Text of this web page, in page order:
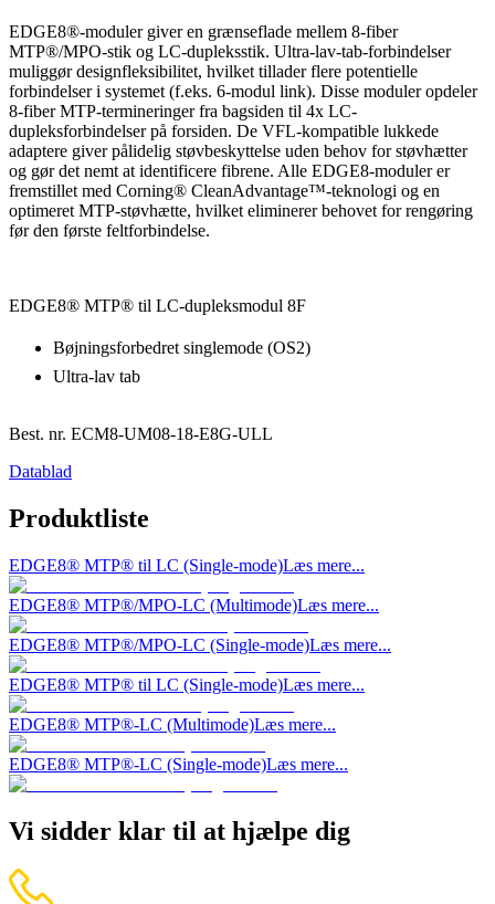
EDGE8®-moduler giver en grænseflade mellem 8-fiber
MTP®/MPO-stik og LC-dupleksstik. Ultra-lav-tab-forbindelser
muliggør designfleksibilitet, hvilket tillader flere potentielle
forbindelser i systemet (f.eks. 6-modul link). Disse moduler opdeler
8-fiber MTP-termineringer fra bagsiden til 4x LC-
dupleksforbindelser på forsiden. De VFL-kompatible lukkede
adaptere giver pålidelig støvbeskyttelse uden behov for støvhætter
og gør det nemt at identificere fibrene. Alle EDGE8-moduler er
fremstillet med Corning® CleanAdvantage™-teknologi og en
optimeret MTP-støvhætte, hvilket eliminerer behovet for rengøring
før den første feltforbindelse.
EDGE8® MTP® til LC-dupleksmodul 8F
Bøjningsforbedret singlemode (OS2)
Ultra-lav tab
Best. nr. ECM8-UM08-18-E8G-ULL
Datablad
Produktliste
EDGE8® MTP® til LC (Single-mode)Læs mere...
EDGE8® MTP®/MPO-LC (Multimode)Læs mere...
EDGE8® MTP®/MPO-LC (Single-mode)Læs mere...
EDGE8® MTP® til LC (Single-mode)Læs mere...
EDGE8® MTP®-LC (Multimode)Læs mere...
EDGE8® MTP®-LC (Single-mode)Læs mere...
Vi sidder klar til at hjælpe dig